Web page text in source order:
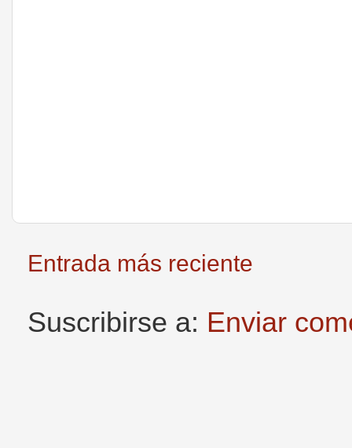
Entrada más reciente
Suscribirse a: Enviar